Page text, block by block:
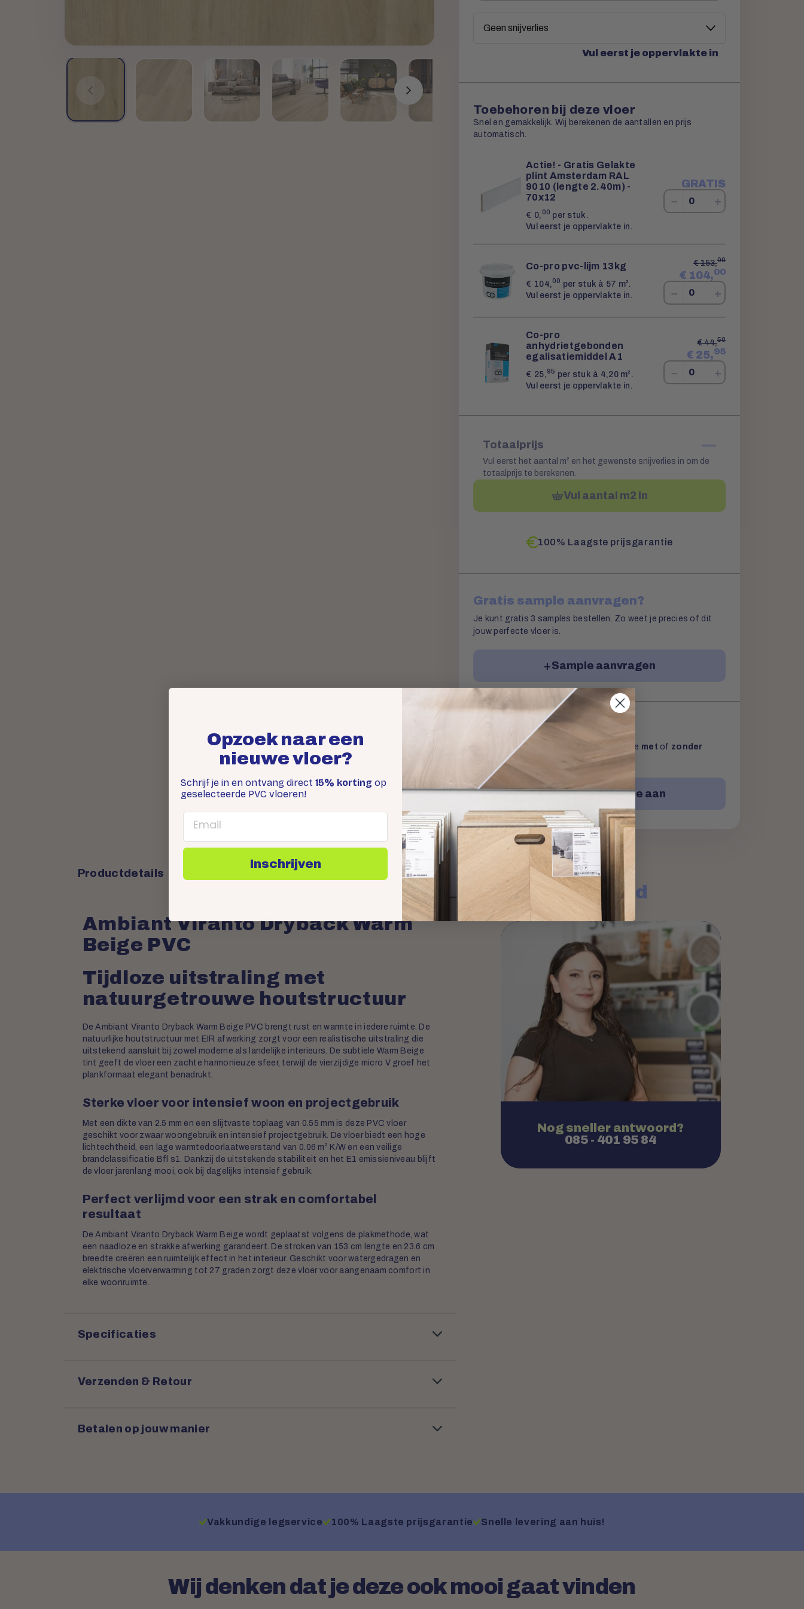
Vul eerst je oppervlakte in
Toebehoren bij deze vloer
Snel en gemakkelijk. Wij berekenen de aantallen en prijs
automatisch.
Actie! - Gratis Gelakte
plint Amsterdam RAL
9010 (lengte 2.40m) -
70x12
€ 0, 00 per stuk.
Vul eerst je oppervlakte in.
GRATIS
− +
Co-pro pvc-lijm 13kg
€ 104, 00 per stuk à 57 m².
Vul eerst je oppervlakte in.
€153,00
€ 104,00
− +
Co-pro
anhydrietgebonden
egalisatiemiddel A1
€ 25, 95 per stuk à 4,20 m².
Vul eerst je oppervlakte in.
€44,50
€ 25,95
− +
Totaalprijs —
Vul eerst het aantal m² en het gewenste snijverlies in om de
totaalprijs te berekenen.
Vul aantal m2 in
100% Laagste prijsgarantie
Gratis sample aanvragen?
Je kunt gratis 3 samples bestellen. Zo weet je precies of dit
jouw perfecte vloer is.
Sample aanvragen
Offerte aanvragen
Binnen 1 werkdag een vrijblijvende offerte met of zonder
legservice.
Vraag een offerte aan
Productdetails
Ambiant Viranto Dryback Warm
Beige PVC
Tijdloze uitstraling met
natuurgetrouwe houtstructuur
De Ambiant Viranto Dryback Warm Beige PVC brengt rust en warmte in iedere ruimte. De
natuurlijke houtstructuur met EIR afwerking zorgt voor een realistische uitstraling die
uitstekend aansluit bij zowel moderne als landelijke interieurs. De subtiele Warm Beige
tint geeft de vloer een zachte harmonieuze sfeer, terwijl de vierzijdige micro V groef het
plankformaat elegant benadrukt.
Sterke vloer voor intensief woon en projectgebruik
Met een dikte van 2.5 mm en een slijtvaste toplaag van 0.55 mm is deze PVC vloer
geschikt voor zwaar woongebruik en intensief projectgebruik. De vloer biedt een hoge
lichtechtheid, een lage warmtedoorlaatweerstand van 0.06 m² K/W en een veilige
brandclassificatie Bfl s1. Dankzij de uitstekende stabiliteit en het E1 emissieniveau blijft
de vloer jarenlang mooi, ook bij dagelijks intensief gebruik.
Perfect verlijmd voor een strak en comfortabel
resultaat
De Ambiant Viranto Dryback Warm Beige wordt geplaatst volgens de plakmethode, wat
een naadloze en strakke afwerking garandeert. De stroken van 153 cm lengte en 23.6 cm
breedte creëren een ruimtelijk effect in het interieur. Geschikt voor watergedragen en
elektrische vloerverwarming tot 27 graden zorgt deze vloer voor aangenaam comfort in
elke woonruimte.
Specificaties
Verzenden & Retour
Betalen op jouw manier
Snel antwoord
op je vraag:
Nog sneller antwoord?
085 - 401 95 84
Vakkundige legservice 100% Laagste prijsgarantie Snelle levering aan huis!
Wij denken dat je deze ook mooi gaat vinden
Opzoek naar een
nieuwe vloer?
Schrijf je in en ontvang direct 15% korting op
geselecteerde PVC vloeren!
Email
Inschrijven